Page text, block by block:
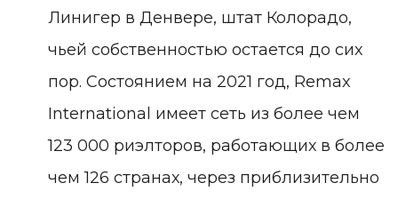
Линигер в Денвере, штат Колорадо,
чьей собственностью остается до сих
пор. Состоянием на 2021 год, Remax
International имеет сеть из более чем
123 000 риэлторов, работающих в более
чем 126 странах, через приблизительно